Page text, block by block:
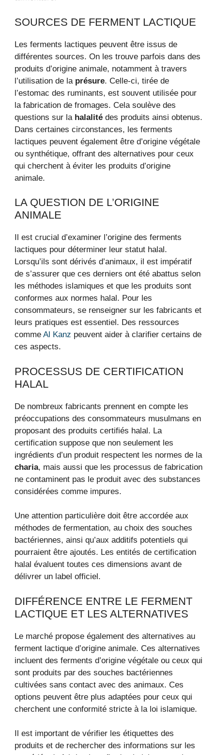
SOURCES DE FERMENT LACTIQUE
Les ferments lactiques peuvent être issus de
différentes sources. On les trouve parfois dans des
produits d’origine animale, notamment à travers
l’utilisation de la présure. Celle-ci, tirée de
l’estomac des ruminants, est souvent utilisée pour
la fabrication de fromages. Cela soulève des
questions sur la halalité des produits ainsi obtenus.
Dans certaines circonstances, les ferments
lactiques peuvent également être d’origine végétale
ou synthétique, offrant des alternatives pour ceux
qui cherchent à éviter les produits d’origine
animale.
LA QUESTION DE L’ORIGINE
ANIMALE
Il est crucial d’examiner l’origine des ferments
lactiques pour déterminer leur statut halal.
Lorsqu’ils sont dérivés d’animaux, il est impératif
de s’assurer que ces derniers ont été abattus selon
les méthodes islamiques et que les produits sont
conformes aux normes halal. Pour les
consommateurs, se renseigner sur les fabricants et
leurs pratiques est essentiel. Des ressources
comme Al Kanz peuvent aider à clarifier certains de
ces aspects.
PROCESSUS DE CERTIFICATION
HALAL
De nombreux fabricants prennent en compte les
préoccupations des consommateurs musulmans en
proposant des produits certifiés halal. La
certification suppose que non seulement les
ingrédients d’un produit respectent les normes de la
charia, mais aussi que les processus de fabrication
ne contaminent pas le produit avec des substances
considérées comme impures.
Une attention particulière doit être accordée aux
méthodes de fermentation, au choix des souches
bactériennes, ainsi qu’aux additifs potentiels qui
pourraient être ajoutés. Les entités de certification
halal évaluent toutes ces dimensions avant de
délivrer un label officiel.
DIFFÉRENCE ENTRE LE FERMENT
LACTIQUE ET LES ALTERNATIVES
Le marché propose également des alternatives au
ferment lactique d’origine animale. Ces alternatives
incluent des ferments d’origine végétale ou ceux qui
sont produits par des souches bactériennes
cultivées sans contact avec des animaux. Ces
options peuvent être plus adaptées pour ceux qui
cherchent une conformité stricte à la loi islamique.
Il est important de vérifier les étiquettes des
produits et de rechercher des informations sur les